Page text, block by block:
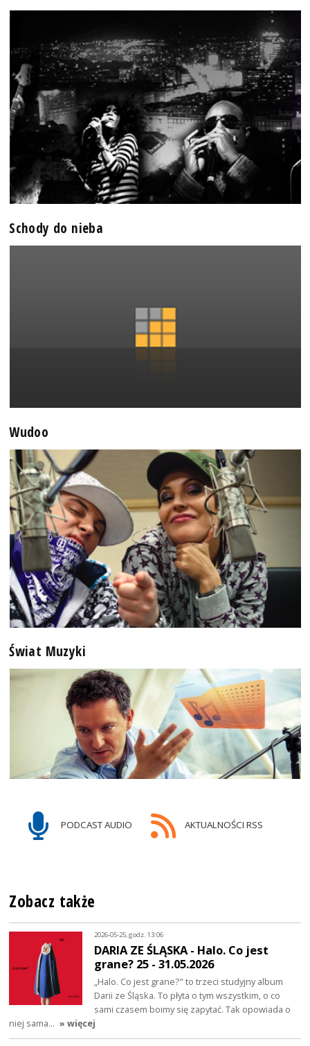
Schody do nieba
Wudoo
Świat Muzyki
PODCAST AUDIO AKTUALNOŚCI RSS
Zobacz także
2026-05-25, godz. 13:06
DARIA ZE ŚLĄSKA - Halo. Co jest
grane? 25 - 31.05.2026
„Halo. Co jest grane?" to trzeci studyjny album
Darii ze Śląska. To płyta o tym wszystkim, o co
sami czasem boimy się zapytać. Tak opowiada o
niej sama… » więcej